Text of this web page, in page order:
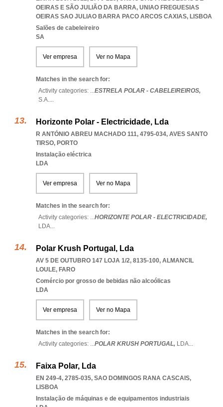
OEIRAS E SÃO JULIÃO DA BARRA, UNIAO FREGUESIAS
OEIRAS SAO JULIAO BARRA PACO ARCOS CAXIAS, LISBOA
Salões de cabeleireiro
SA
Ver empresa Ver no Mapa
Matches in the search for:
Activity categories: ...ESTRELA POLAR - CABELEIREIROS,
S.A....
Horizonte Polar - Electricidade, Lda
R ANTÓNIO ABREU MACHADO 111, 4795-034, AVES SANTO
TIRSO, PORTO
Instalação eléctrica
LDA
Ver empresa Ver no Mapa
Matches in the search for:
Activity categories: ...HORIZONTE POLAR - ELECTRICIDADE,
LDA...
Polar Krush Portugal, Lda
AV 5 DE OUTUBRO 147 LOJA 1/2, 8135-100, ALMANCIL
LOULE, FARO
Comércio por grosso de bebidas não alcoólicas
LDA
Ver empresa Ver no Mapa
Matches in the search for:
Activity categories: ...POLAR KRUSH PORTUGAL, LDA...
Faixa Polar, Lda
EN 249-4, 2785-035, SAO DOMINGOS RANA CASCAIS,
LISBOA
Instalação de máquinas e de equipamentos industriais